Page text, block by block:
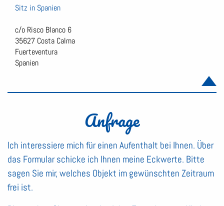
Sitz in Spanien
c/o Risco Blanco 6
35627 Costa Calma
Fuerteventura
Spanien
Anfrage
Ich interessiere mich für einen Aufenthalt bei Ihnen. Über
das Formular schicke ich Ihnen meine Eckwerte. Bitte
sagen Sie mir, welches Objekt im gewünschten Zeitraum
frei ist.